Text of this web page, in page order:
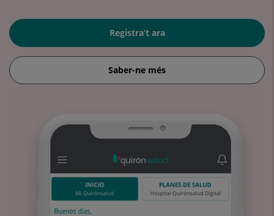
Registra’t ara
Saber-ne més